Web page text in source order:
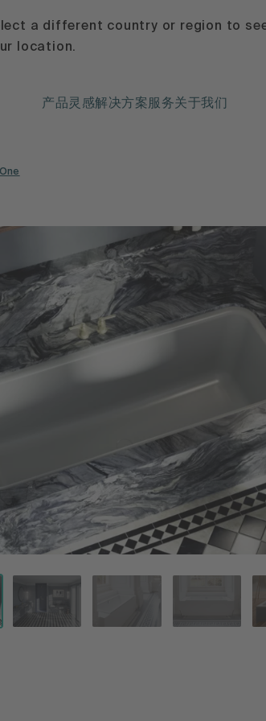
a different country or region to
location.
产品灵感解决方案服务关于我们